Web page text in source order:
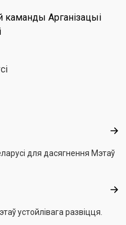
каманды Арганізацыі
для дасягнення Мэтаў
устойлівага развіцця.